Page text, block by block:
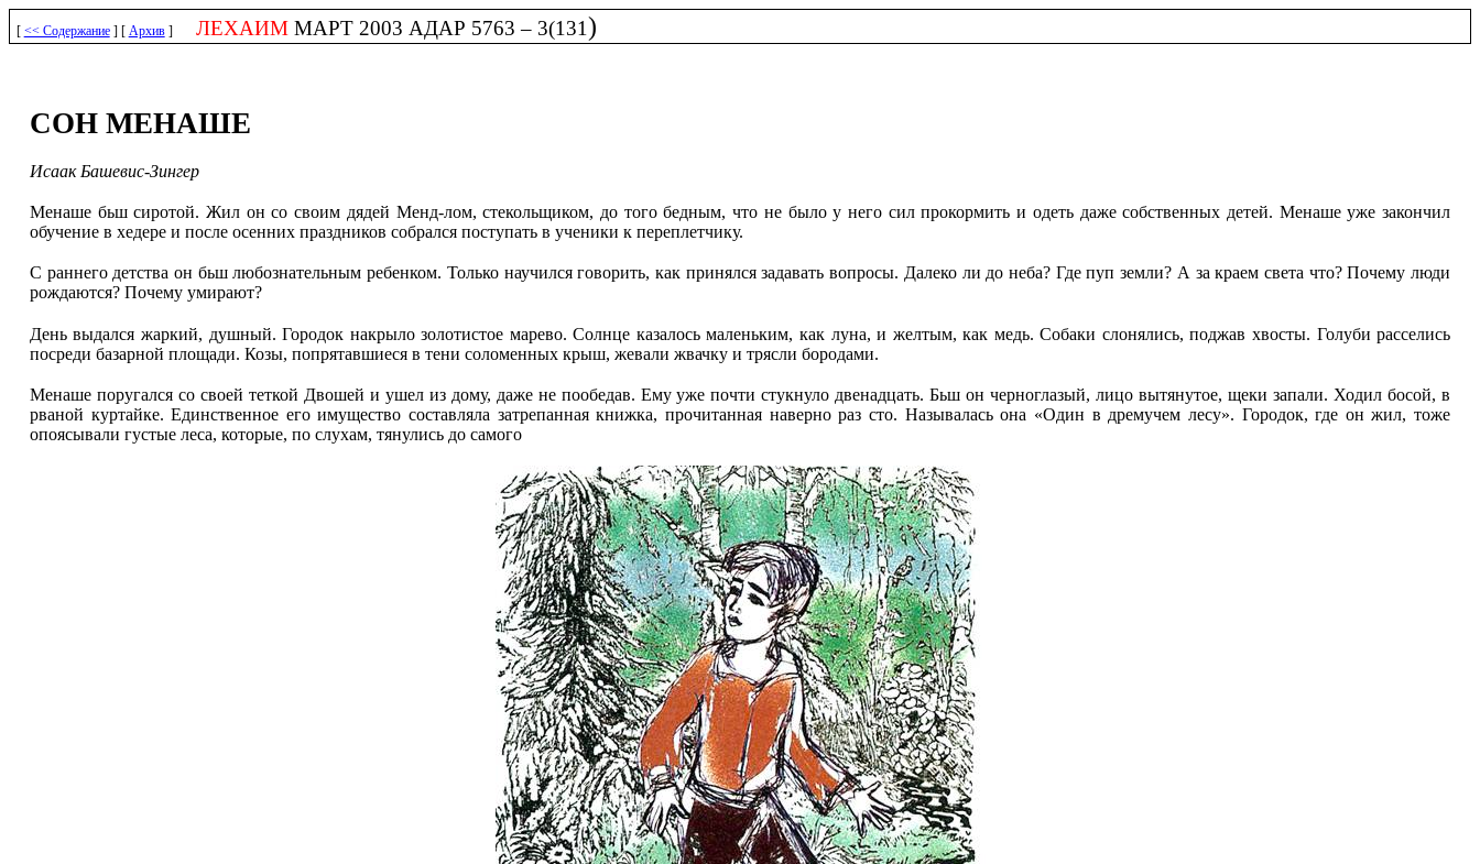
[ << Содержание] [ Архив] ЛЕХАИММАРТ 2003 АДАР 5763 – 3(131)
СОН МЕНАШЕ
Исаак Башевис-Зингер
Менаше бьш сиротой. Жил он со своим дядей Менд-лом, стекольщиком, до того бедным, что не было у него сил прокормить и одеть даже собственных детей. Менаше уже закончил
обучение в хедере и после осенних праздников собрался поступать в ученики к переплетчику.
С раннего детства он бьш любознательным ребенком. Только научился говорить, как принялся задавать вопросы. Далеко ли до неба? Где пуп земли? А за краем света что? Почему люди
рождаются? Почему умирают?
День выдался жаркий, душный. Городок накрыло золотистое марево. Солнце казалось маленьким, как луна, и желтым, как медь. Собаки слонялись, поджав хвосты. Голуби расселись
посреди базарной площади. Козы, попрятавшиеся в тени соломенных крыш, жевали жвачку и трясли бородами.
Менаше поругался со своей теткой Двошей и ушел из дому, даже не пообедав. Ему уже почти стукнуло двенадцать. Бьш он черноглазый, лицо вытянутое, щеки запали. Ходил босой, в
рваной куртайке. Единственное его имущество составляла затрепанная книжка, прочитанная наверно раз сто. Называлась она «Один в дремучем лесу». Городок, где он жил, тоже
опоясывали густые леса, которые, по слухам, тянулись до самого